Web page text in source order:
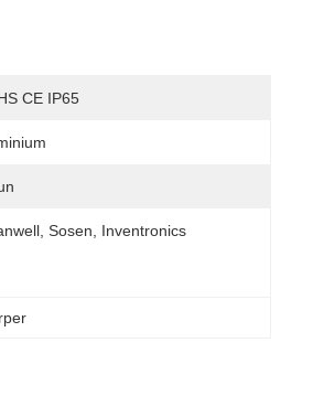
CE IP65
Sosen, Inventronics